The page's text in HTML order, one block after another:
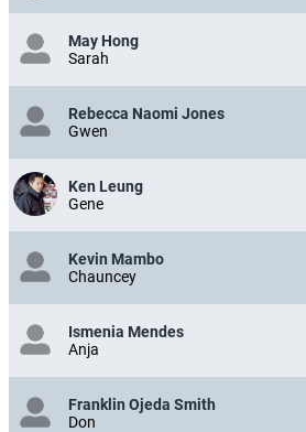
May Hong
Sarah
Rebecca Naomi Jones
Gwen
Ken Leung
Gene
Kevin Mambo
Chauncey
Ismenia Mendes
Anja
Franklin Ojeda Smith
Don